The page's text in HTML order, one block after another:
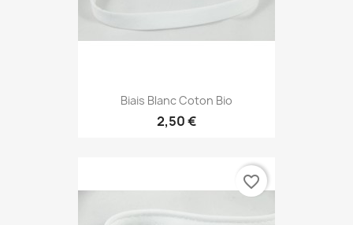
Biais Blanc Coton Bio
2,50 €
favorite_border